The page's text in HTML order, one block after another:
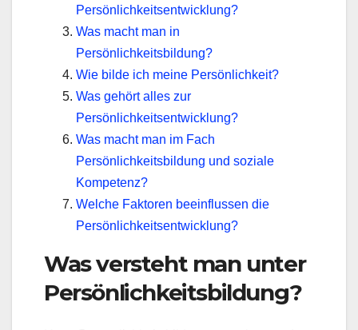
Persönlichkeitsentwicklung?
Was macht man in
Persönlichkeitsbildung?
Wie bilde ich meine Persönlichkeit?
Was gehört alles zur
Persönlichkeitsentwicklung?
Was macht man im Fach
Persönlichkeitsbildung und soziale
Kompetenz?
Welche Faktoren beeinflussen die
Persönlichkeitsentwicklung?
Was versteht man unter
Persönlichkeitsbildung?